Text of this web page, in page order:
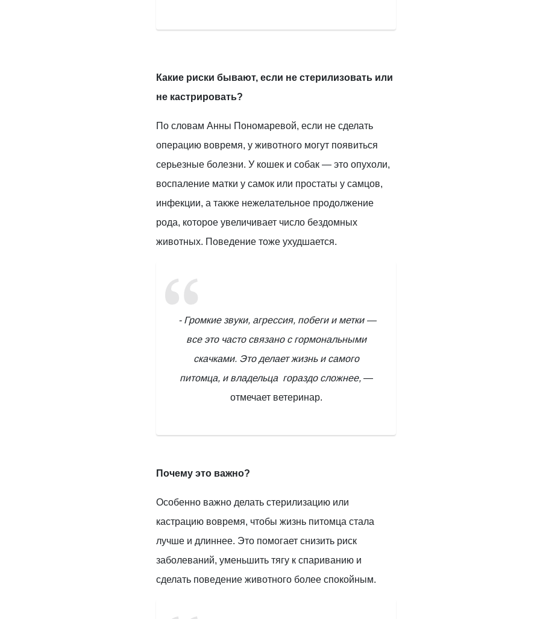
Какие риски бывают, если не стерилизовать или
не кастрировать?
По словам Анны Пономаревой, если не сделать
операцию вовремя, у животного могут появиться
серьезные болезни. У кошек и собак — это опухоли,
воспаление матки у самок или простаты у самцов,
инфекции, а также нежелательное продолжение
рода, которое увеличивает число бездомных
животных. Поведение тоже ухудшается.
- Громкие звуки, агрессия, побеги и метки —
все это часто связано с гормональными
скачками. Это делает жизнь и самого
питомца, и владельца гораздо сложнее,—
отмечает ветеринар.
Почему это важно?
Особенно важно делать стерилизацию или
кастрацию вовремя, чтобы жизнь питомца стала
лучше и длиннее. Это помогает снизить риск
заболеваний, уменьшить тягу к спариванию и
сделать поведение животного более спокойным.